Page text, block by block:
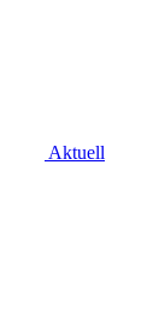
Aktuell